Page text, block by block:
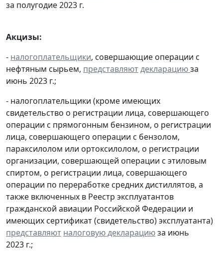
за полугодие 2023 г.
Акцизы:
- налогоплательщики, совершающие операции с
нефтяным сырьем, представляютдекларациюза
июнь 2023 г.;
- налогоплательщики (кроме имеющих
свидетельство о регистрации лица, совершающего
операции с прямогонным бензином, о регистрации
лица, совершающего операции с бензолом,
параксилолом или ортоксилолом, о регистрации
организации, совершающей операции с этиловым
спиртом, о регистрации лица, совершающего
операции по переработке средних дистиллятов, а
также включенных в Реестр эксплуатантов
гражданской авиации Российской Федерации и
имеющих сертификат (свидетельство) эксплуатанта)
представляют налоговую декларациюза июнь
2023 г.;